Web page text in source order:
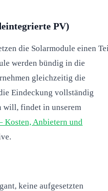
PV)
die Solarmodule einen
werden bündig in die
gleichzeitig die
Eindeckung vollständig
will, findet in unserem
Kosten, Anbietern und
keine aufgesetzten